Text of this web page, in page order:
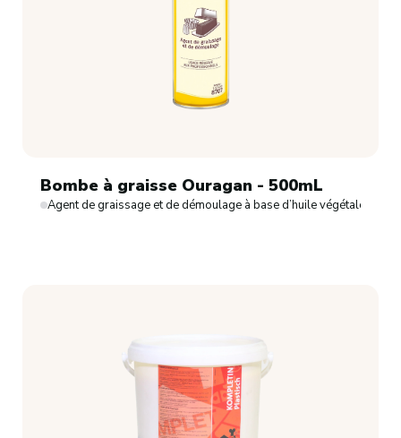
Bombe à graisse Ouragan - 500mL
Agent de graissage et de démoulage à base d’huile végétale en